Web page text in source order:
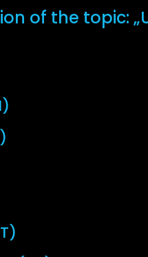
of the topic: